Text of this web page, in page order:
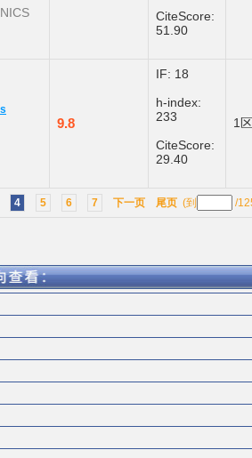
CiteScore:
51.90
9.8
IF: 18
h-index:
233
CiteScore:
29.40
1区
4 5 6 7 下一页 尾页 (到 /